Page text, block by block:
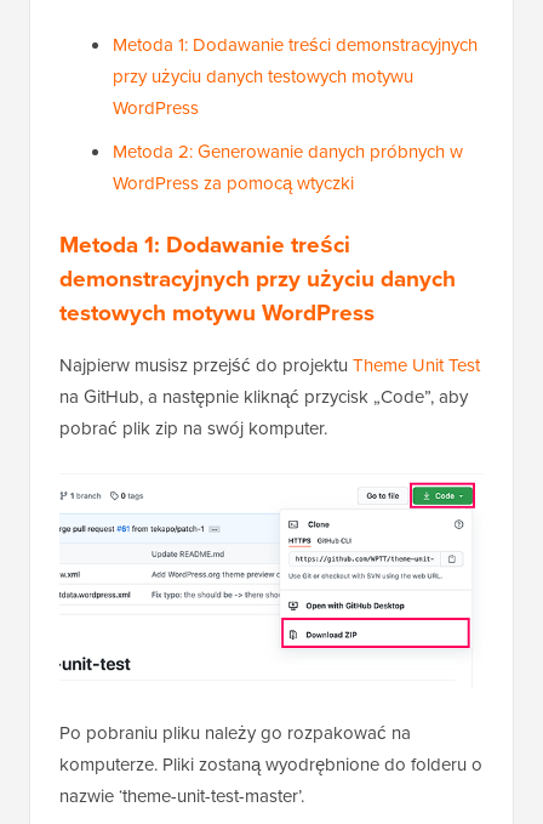
Metoda 1: Dodawanie treści demonstracyjnych
przy użyciu danych testowych motywu
WordPress
Metoda 2: Generowanie danych próbnych w
WordPress za pomocą wtyczki
Metoda 1: Dodawanie treści
demonstracyjnych przy użyciu danych
testowych motywu WordPress
Najpierw musisz przejść do projektu Theme Unit Test
na GitHub, a następnie kliknąć przycisk „Code”, aby
pobrać plik zip na swój komputer.
Po pobraniu pliku należy go rozpakować na
komputerze. Pliki zostaną wyodrębnione do folderu o
nazwie ‘theme-unit-test-master’.